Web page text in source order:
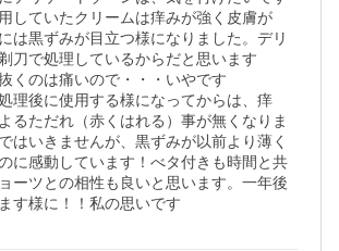
していたクリームは痒みが強く皮膚が
は黒ずみが目立つ様になりました。デリ
刀で処理しているからだと思います
くのは痛いので・・・いやです
理後に使用する様になってからは、痒
るただれ（赤くはれる）事が無くなりま
はいきませんが、黒ずみが以前より薄く
に感動しています！べタ付きも時間と共
ーツとの相性も良いと思います。一年後